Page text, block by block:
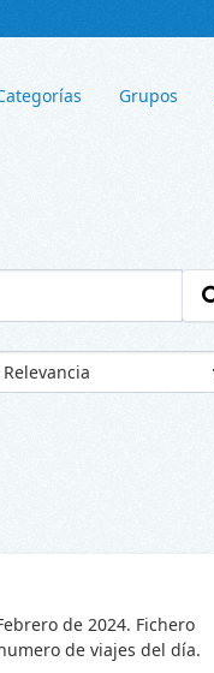
Grupos
de 2024. Fichero
de viajes del día.